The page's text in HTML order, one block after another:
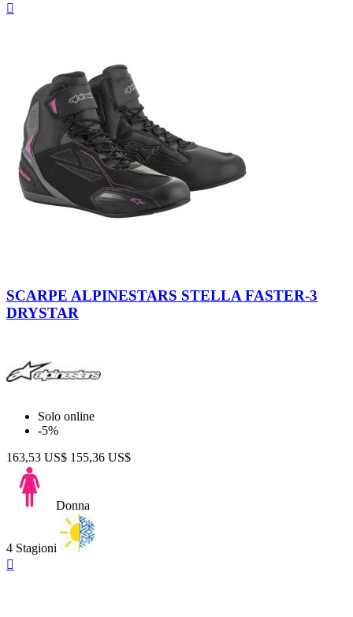

-
Silver
-
Dark
Gray
SCARPE ALPINESTARS STELLA FASTER-3
DRYSTAR
Solo online
-5%
163,53 US$ 155,36 US$
Donna
4 Stagioni
